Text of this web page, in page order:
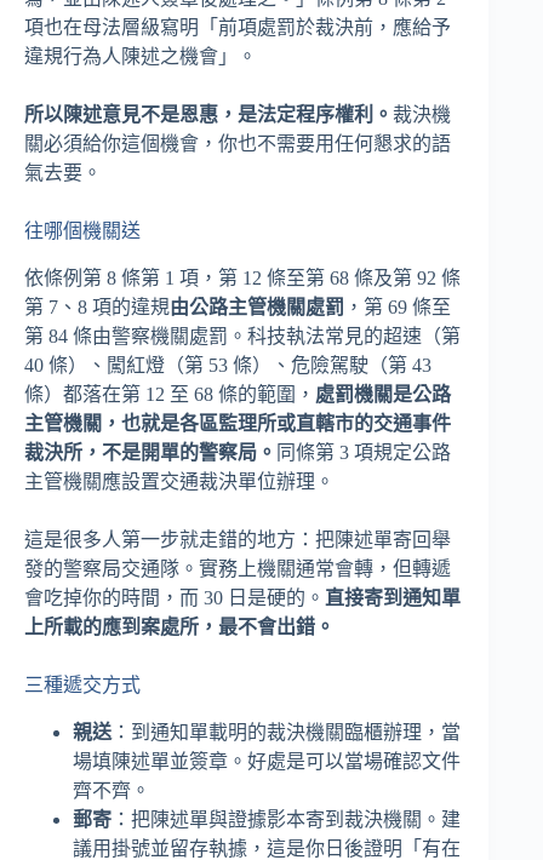
項也在母法層級寫明「前項處罰於裁決前，應給予
違規行為人陳述之機會」。
所以陳述意見不是恩惠，是法定程序權利。 裁決機
關必須給你這個機會，你也不需要用任何懇求的語
氣去要。
往哪個機關送
依條例第 8 條第 1 項，第 12 條至第 68 條及第 92 條
第 7、8 項的違規由公路主管機關處罰 ，第 69 條至
第 84 條由警察機關處罰。科技執法常見的超速（第
40 條）、闖紅燈（第 53 條）、危險駕駛（第 43
條）都落在第 12 至 68 條的範圍， 處罰機關是公路
主管機關，也就是各區監理所或直轄市的交通事件
裁決所，不是開單的警察局。 同條第 3 項規定公路
主管機關應設置交通裁決單位辦理。
這是很多人第一步就走錯的地方：把陳述單寄回舉
發的警察局交通隊。實務上機關通常會轉，但轉遞
會吃掉你的時間，而 30 日是硬的。 直接寄到通知單
上所載的應到案處所，最不會出錯。
三種遞交方式
親送 ：到通知單載明的裁決機關臨櫃辦理，當
場填陳述單並簽章。好處是可以當場確認文件
齊不齊。
郵寄 ：把陳述單與證據影本寄到裁決機關。建
議用掛號並留存執據，這是你日後證明「有在